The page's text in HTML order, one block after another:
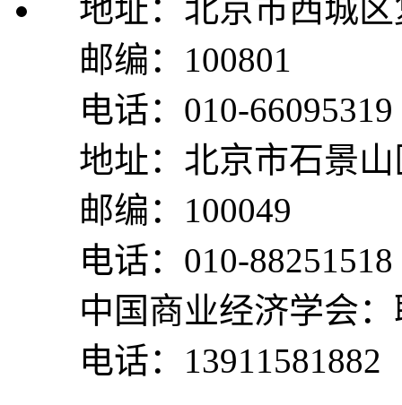
地址：北京市西城
邮编：100801
电话：010-66095319
地址：北京市石景
邮编：100049
电话：010-88251518
中国商业经济学会
电话：13911581882